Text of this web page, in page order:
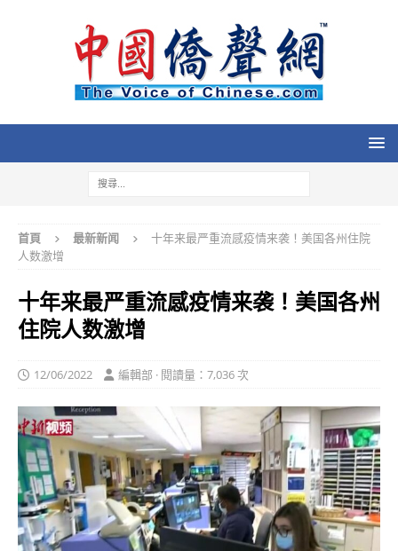
首頁 最新新闻
十年来最严重流感疫情来袭！美国各州住院
人数激增
十年来最严重流感疫情来袭！美国各州
住院人数激增
12/06/2022 編輯部 · 閱讀量：7,036 次